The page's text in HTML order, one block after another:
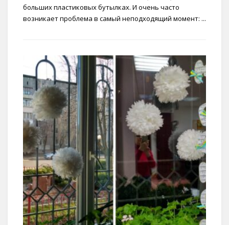
больших пластиковых бутылках. И очень часто
возникает проблема в самый неподходящий момент: ...